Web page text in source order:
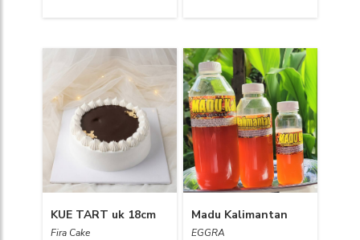
KUE TART uk 18cm
Fira Cake
Madu Kalimantan
EGGRA